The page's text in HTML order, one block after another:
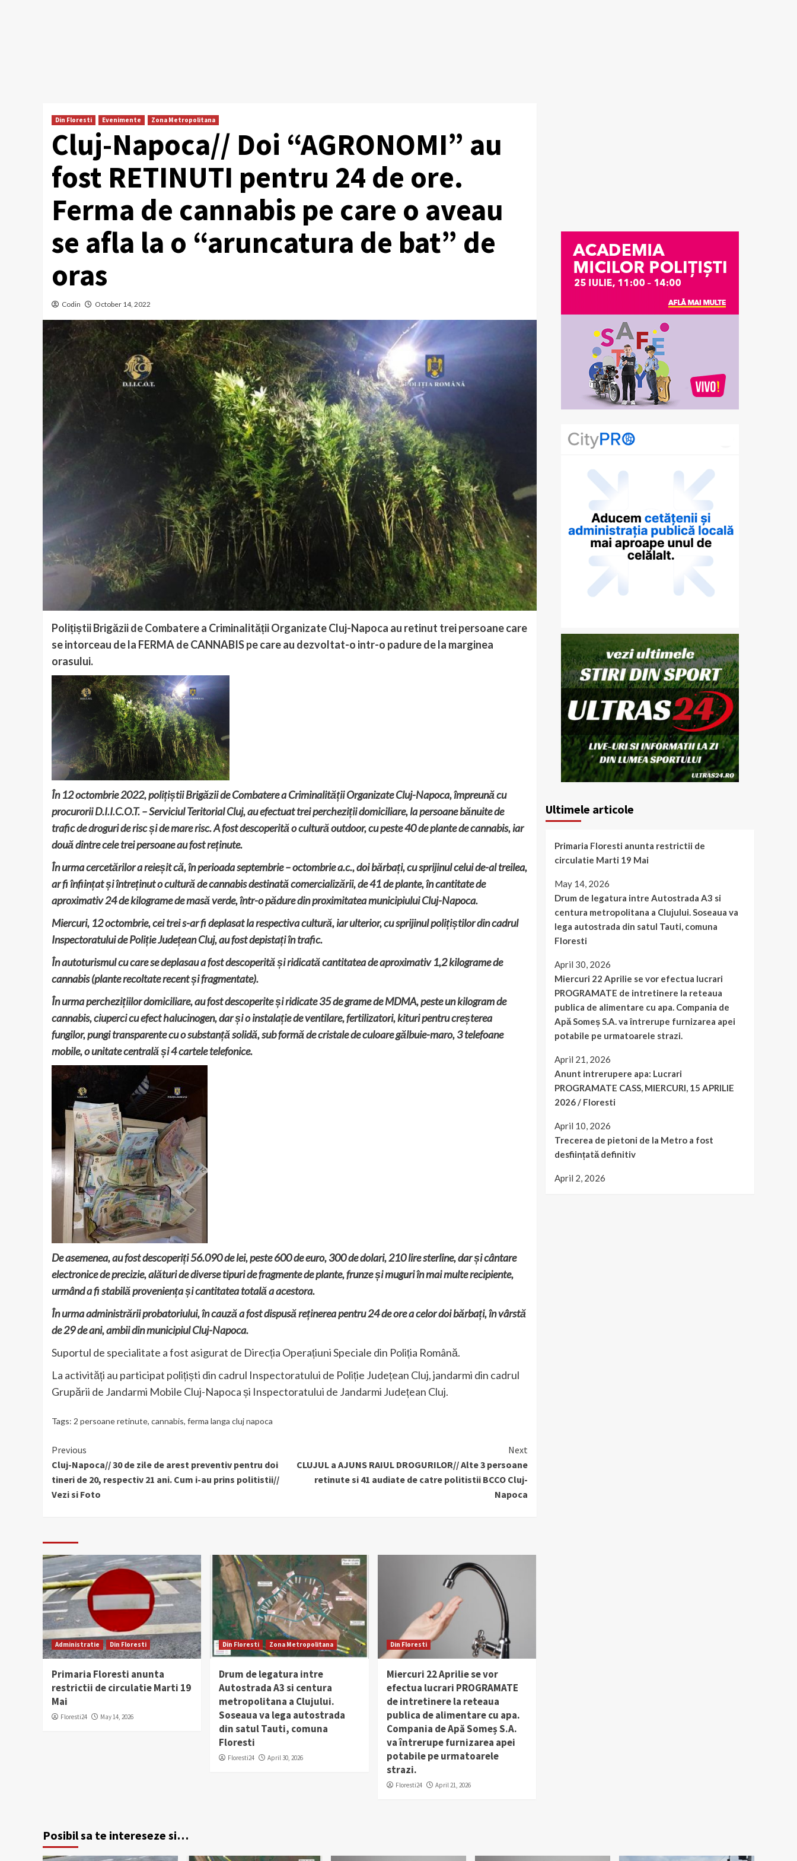
Din Floresti Evenimente Zona Metropolitana
Cluj-Napoca// Doi “AGRONOMI” au
fost RETINUTI pentru 24 de ore.
Ferma de cannabis pe care o aveau
se afla la o “aruncatura de bat” de
oras
Codin October 14, 2022
Polițiștii Brigăzii de Combatere a Criminalității Organizate Cluj-Napoca au retinut trei persoane care
se intorceau de la FERMA de CANNABIS pe care au dezvoltat-o intr-o padure de la marginea
orasului.
În 12 octombrie 2022, polițiștii Brigăzii de Combatere a Criminalității Organizate Cluj-Napoca, împreună cu
procurorii D.I.I.C.O.T. – Serviciul Teritorial Cluj, au efectuat trei percheziții domiciliare, la persoane bănuite de
trafic de droguri de risc și de mare risc. A fost descoperită o cultură outdoor, cu peste 40 de plante de cannabis, iar
două dintre cele trei persoane au fost reținute.
În urma cercetărilor a reieșit că, în perioada septembrie – octombrie a.c., doi bărbați, cu sprijinul celui de-al treilea,
ar fi înființat și întreținut o cultură de cannabis destinată comercializării, de 41 de plante, în cantitate de
aproximativ 24 de kilograme de masă verde, într-o pădure din proximitatea municipiului Cluj-Napoca.
Miercuri, 12 octombrie, cei trei s-ar fi deplasat la respectiva cultură, iar ulterior, cu sprijinul polițiștilor din cadrul
Inspectoratului de Poliție Județean Cluj, au fost depistați în trafic.
În autoturismul cu care se deplasau a fost descoperită și ridicată cantitatea de aproximativ 1,2 kilograme de
cannabis (plante recoltate recent și fragmentate).
În urma perchezițiilor domiciliare, au fost descoperite și ridicate 35 de grame de MDMA, peste un kilogram de
cannabis, ciuperci cu efect halucinogen, dar și o instalație de ventilare, fertilizatori, kituri pentru creșterea
fungilor, pungi transparente cu o substanță solidă, sub formă de cristale de culoare gălbuie-maro, 3 telefoane
mobile, o unitate centrală și 4 cartele telefonice.
De asemenea, au fost descoperiți 56.090 de lei, peste 600 de euro, 300 de dolari, 210 lire sterline, dar și cântare
electronice de precizie, alături de diverse tipuri de fragmente de plante, frunze și muguri în mai multe recipiente,
urmând a fi stabilă proveniența și cantitatea totală a acestora.
În urma administrării probatoriului, în cauză a fost dispusă reținerea pentru 24 de ore a celor doi bărbați, în vârstă
de 29 de ani, ambii din municipiul Cluj-Napoca.
Suportul de specialitate a fost asigurat de Direcția Operațiuni Speciale din Poliția Română.
La activități au participat polițiști din cadrul Inspectoratului de Poliție Județean Cluj, jandarmi din cadrul
Grupării de Jandarmi Mobile Cluj-Napoca și Inspectoratului de Jandarmi Județean Cluj.
Tags: 2 persoane retinute, cannabis, ferma langa cluj napoca
Continue
Reading
Previous
Cluj-Napoca// 30 de zile de arest preventiv pentru doi
tineri de 20, respectiv 21 ani. Cum i-au prins politistii//
Vezi si Foto
Next
CLUJUL a AJUNS RAIUL DROGURILOR// Alte 3 persoane
retinute si 41 audiate de catre politistii BCCO Cluj-
Napoca
Administratie Din Floresti
Primaria Floresti anunta
restrictii de circulatie Marti 19
Mai
Floresti24 May 14, 2026
Din Floresti Zona Metropolitana
Drum de legatura intre
Autostrada A3 si centura
metropolitana a Clujului.
Soseaua va lega autostrada
din satul Tauti, comuna
Floresti
Floresti24 April 30, 2026
Din Floresti
Miercuri 22 Aprilie se vor
efectua lucrari PROGRAMATE
de intretinere la reteaua
publica de alimentare cu apa.
Compania de Apă Someș S.A.
va întrerupe furnizarea apei
potabile pe urmatoarele
strazi.
Floresti24 April 21, 2026
Ultimele articole
Primaria Floresti anunta restrictii de
circulatie Marti 19 Mai
May 14, 2026
Drum de legatura intre Autostrada A3 si
centura metropolitana a Clujului. Soseaua va
lega autostrada din satul Tauti, comuna
Floresti
April 30, 2026
Miercuri 22 Aprilie se vor efectua lucrari
PROGRAMATE de intretinere la reteaua
publica de alimentare cu apa. Compania de
Apă Someș S.A. va întrerupe furnizarea apei
potabile pe urmatoarele strazi.
April 21, 2026
Anunt intrerupere apa: Lucrari
PROGRAMATE CASS, MIERCURI, 15 APRILIE
2026 / Floresti
April 10, 2026
Trecerea de pietoni de la Metro a fost
desființată definitiv
April 2, 2026
Posibil sa te intereseze si…